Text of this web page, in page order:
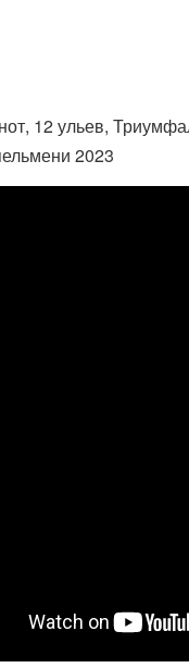
12 ульев,
2023